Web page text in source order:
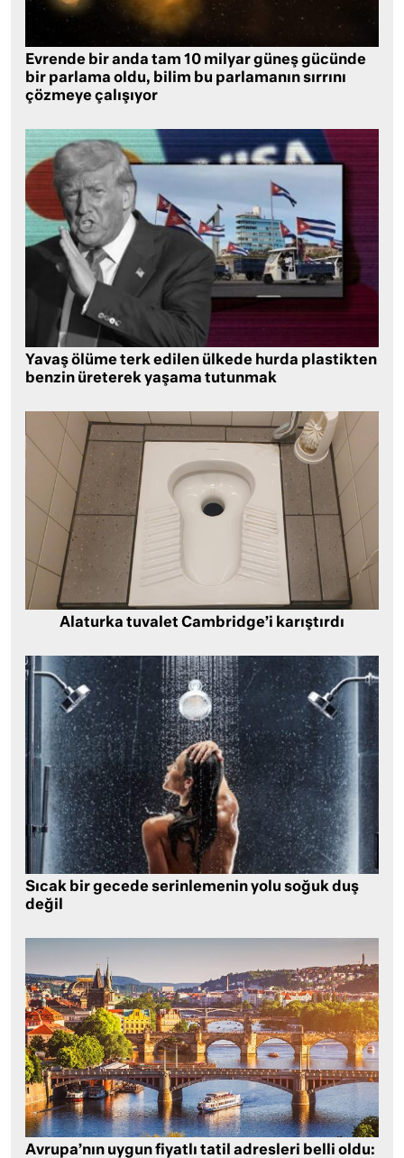
Evrende bir anda tam 10 milyar güneş gücünde
bir parlama oldu, bilim bu parlamanın sırrını
çözmeye çalışıyor
Yavaş ölüme terk edilen ülkede hurda plastikten
benzin üreterek yaşama tutunmak
Alaturka tuvalet Cambridge’i karıştırdı
Sıcak bir gecede serinlemenin yolu soğuk duş
değil
Avrupa’nın uygun fiyatlı tatil adresleri belli oldu: